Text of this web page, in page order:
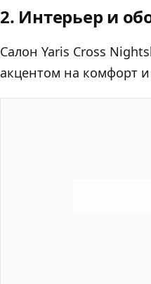
2. Интерьер и
Салон Yaris Cross
акцентом на комфорт